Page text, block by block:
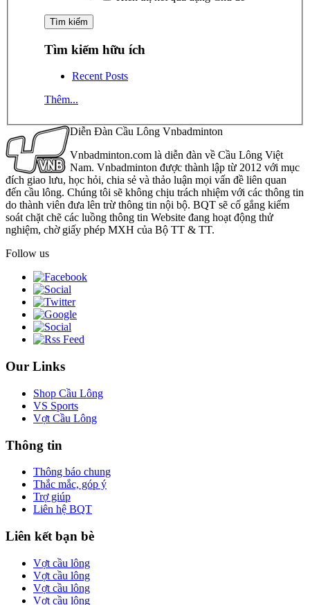
Tìm kiếm hữu ích
Recent Posts
Thêm...
Diễn Đàn Cầu Lông Vnbadminton
Vnbadminton.com là diễn đàn về Cầu Lông Việt
Nam. Vnbadminton được thành lập từ 2012 với mục
đích giao lưu, học hỏi, chia sẻ và thảo luận mọi vấn đề liên quan
đến cầu lông. Chúng tôi sẽ không chịu trách nhiệm với các thông tin
do thành viên đưa lên trừ thông tin nội bộ. BQT sẽ cố gắng kiểm
soát chặt chẽ các luồng thông tin Website đang hoạt động thử
nghiệm, chờ giấy phép MXH của Bộ TT & TT.
Follow us
Our Links
Shop Cầu Lông
VS Sports
Vợt Cầu Lông
Thông tin
Thông báo chung
Thắc mắc, góp ý
Trợ giúp
Liên hệ BQT
Liên kết bạn bè
Vợt cầu lông
Vợt cầu lông
Vợt cầu lông
Vợt cầu lông